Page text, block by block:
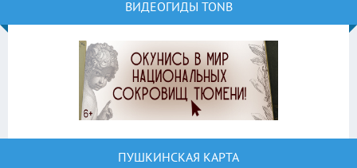
ВИДЕОГИДЫ TONB
ПУШКИНСКАЯ КАРТА